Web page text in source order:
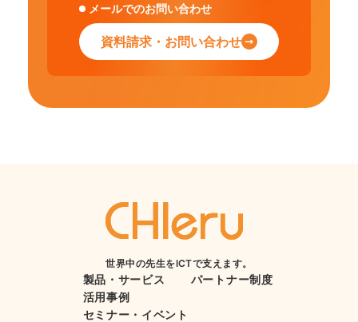
メールでのお問い合わせ
資料請求・お問い合わせ
世界中の先生をICTで支えます。
製品・サービス
活用事例
セミナー・イベント
パートナー制度